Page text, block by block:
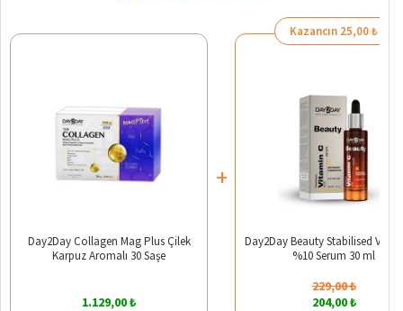
Day2Day Collagen Mag Plus Çilek
Karpuz Aromalı 30 Saşe
1.129,00 ₺
+
Kazancın 25,00 ₺
Day2Day Beauty Stabilised
%10 Serum 30 ml
229,00 ₺
204,00 ₺